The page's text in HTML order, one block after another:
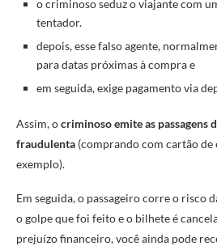
o criminoso seduz o viajante com
tentador.
depois, esse falso agente,
para datas próximas à compra e
em seguida, exige pagamento via
Assim, ocriminoso emite as passagens
fraudulenta (comprando com cartão
exemplo).
Em seguida, o passageiro corre o risco
o golpe que foi feito e o bilhete é
prejuízo financeiro, você ainda pode